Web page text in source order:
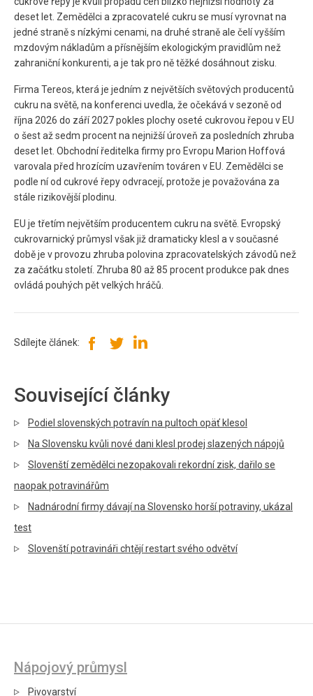
deset let. Zemědělci a zpracovatelé cukru se musí vyrovnat na
jedné straně s nízkými cenami, na druhé straně ale čelí vyšším
mzdovým nákladům a přísnějším ekologickým pravidlům než
zahraniční konkurenti, a je tak pro ně těžké dosáhnout zisku.
Firma Tereos, která je jedním z největších světových producentů
cukru na světě, na konferenci uvedla, že očekává v sezoně od
října 2026 do září 2027 pokles plochy oseté cukrovou řepou v EU
o šest až sedm procent na nejnižší úroveň za posledních zhruba
deset let. Obchodní ředitelka firmy pro Evropu Marion Hoffová
varovala před hrozícím uzavřením továren v EU. Zemědělci se
podle ní od cukrové řepy odvracejí, protože je považována za
stále rizikovější plodinu.
EU je třetím největším producentem cukru na světě. Evropský
cukrovarnický průmysl však již dramaticky klesl a v současné
době je v provozu zhruba polovina zpracovatelských závodů než
za začátku století. Zhruba 80 až 85 procent produkce pak dnes
ovládá pouhých pět velkých hráčů.
Sdílejte článek:
Související články
Podiel slovenských potravín na pultoch opäť klesol
Na Slovensku kvůli nové dani klesl prodej slazených nápojů
Slovenští zemědělci nezopakovali rekordní zisk, dařilo se
naopak potravinářům
Nadnárodní firmy dávají na Slovensko horší potraviny, ukázal
test
Slovenští potravináři chtějí restart svého odvětví
Nápojový průmysl
Pivovarství